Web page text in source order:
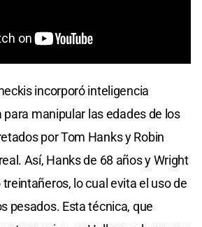
incorporó inteligencia
manipular las edades de los
por Tom Hanks y Robin
Así, Hanks de 68 años y Wright
lo cual evita el uso de
pesados. Esta técnica, que